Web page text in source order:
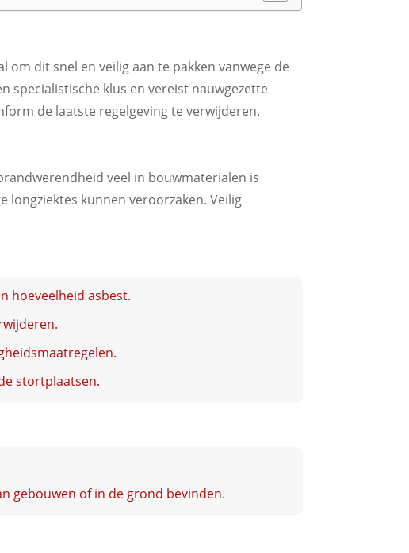
om dit snel en veilig aan te pakken vanwege de
specialistische klus en vereist nauwgezette
de laatste regelgeving te verwijderen.
veel in bouwmaterialen is
longziektes kunnen veroorzaken. Veilig
hoeveelheid asbest.
stortplaatsen.
gebouwen of in de grond bevinden.